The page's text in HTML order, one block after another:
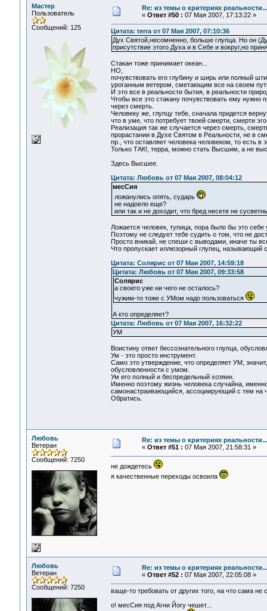
Мастер
Пользователь
Сообщений: 125
Re: из темы о критериях реальности...
« Ответ #50 : 07 Мая 2007, 17:13:22 »
Цитата: terra от 07 Мая 2007, 07:10:36
Дух Святой,несомненно, больше глупца. Но он
присутствие этого Духа и в Себе и вокруг,но
Стакан тоже принимает океан...
НО,
почувствовать его глубину и ширь или полный
уроганным ветером, сметающим все на своем
И это все в реальности бытия, в реальности
Чтобы все это стакану почувствовать ему нужно
через смерть.
Человеку же, глупцу тебе, сначала придется
что в уме, что потребует твоей смерти, смерти
Реализация так же случается через смерть,
прорастании в Духе Святом в Реальности, не в
пр., что оставляет человека человеком, то есть в
Только ТАК!, терра, можно стать Высшим, а не
Здесь Высшее.
Цитата: Любовь от 07 Мая 2007, 08:04:12
месСия
ложанулись опять, сударь
не надоело еще?
или так и не доходит, что бред несете не
Ложается человек, тупица, пора было бы это себе
Поэтому не следует тебе судить о том, что не
Просто вникай, не спеши с выводами, иначе ты
Что пропускает иллюзорный глупец, называющий
Цитата: Солярис от 07 Мая 2007, 14:59:18
Цитата: Любовь от 07 Мая 2007, 09:33:58
Солярис
а своего уже ни чего не осталось?
чужим-то тоже с УМом надо пользоваться
А кто определяет?
Цитата: Любовь от 07 Мая 2007, 16:32:22
УМ
Воистину ответ бессознательного глупца,
Ум - это просто инструмент.
Само это утверждение, что определяет УМ,
обусловленности с умом.
Ум его полный и беспредельный хозяин.
Именно поэтому жизнь человека случайна,
самонастраивающийся, ассоциирующий с тем на
Обратись.
Любовь
Ветеран
Сообщений: 7250
Re: из темы о критериях реальности...
« Ответ #51 : 07 Мая 2007, 21:58:31 »
не дождетесь
я качественные переходы освоила
Любовь
Ветеран
Сообщений: 7250
Re: из темы о критериях реальности...
« Ответ #52 : 07 Мая 2007, 22:05:08 »
ваще-то требовать от других того, на что сама
о! месСия под Агни Йогу чешет...